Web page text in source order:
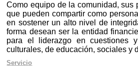
Como equipo de la comunidad, sus
que pueden compartir como
en sostener un alto nivel de
forma desean ser la entidad
para el liderazgo en cuestiones
culturales, de educación, sociales y
Servicio